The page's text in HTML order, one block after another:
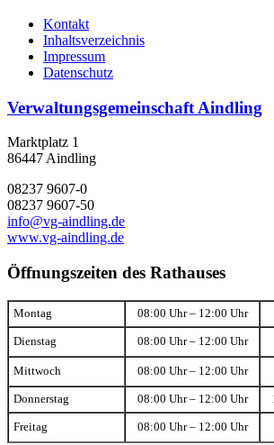
Kontakt
Inhaltsverzeichnis
Impressum
Datenschutz
Verwaltungsgemeinschaft Aindling
Marktplatz 1
86447 Aindling
08237 9607-0
08237 9607-50
info@vg-aindling.de
www.vg-aindling.de
Öffnungszeiten des Rathauses
Montag 08:00 Uhr – 12:00 Uhr
Dienstag 08:00 Uhr – 12:00 Uhr
Mittwoch 08:00 Uhr – 12:00 Uhr
Donnerstag 08:00 Uhr – 12:00 Uhr
Freitag 08:00 Uhr – 12:00 Uhr